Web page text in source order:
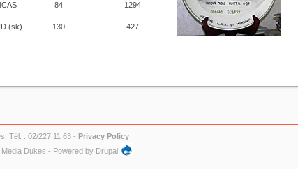
84 1294
(sk) 130 427
Tél. : 02/227 11 63 - Privacy Policy
Media Dukes - Powered by Drupal